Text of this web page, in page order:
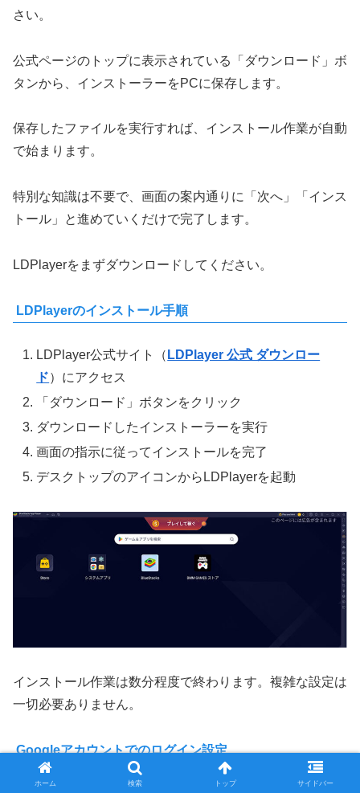
さい。
公式ページのトップに表示されている「ダウンロード」ボ
タンから、インストーラーをPCに保存します。
保存したファイルを実行すれば、インストール作業が自動
で始まります。
特別な知識は不要で、画面の案内通りに「次へ」「インス
トール」と進めていくだけで完了します。
LDPlayerをまずダウンロードしてください。
LDPlayerのインストール手順
LDPlayer公式サイト（ LDPlayer 公式 ダウンロー
ド）にアクセス
「ダウンロード」ボタンをクリック
ダウンロードしたインストーラーを実行
画面の指示に従ってインストールを完了
デスクトップのアイコンからLDPlayerを起動
インストール作業は数分程度で終わります。複雑な設定は
一切必要ありません。
Googleアカウントでのログイン設定
ホーム 検索 トップ サイドバー